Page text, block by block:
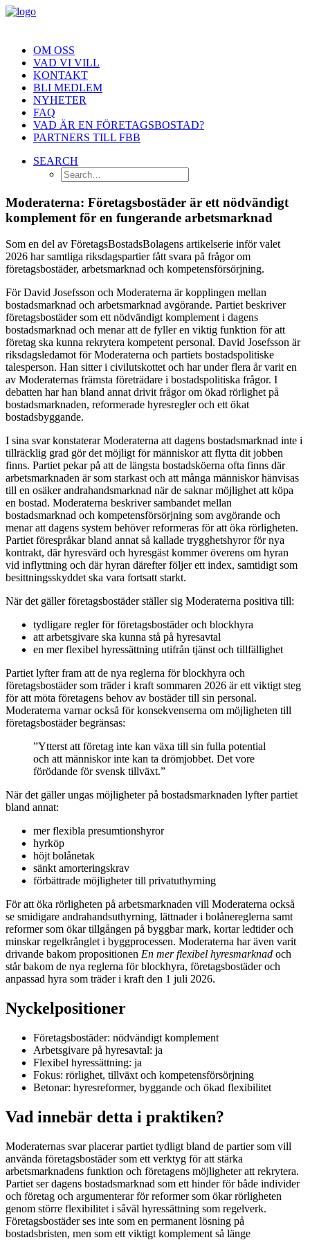
OM OSS
VAD VI VILL
KONTAKT
BLI MEDLEM
NYHETER
FAQ
VAD ÄR EN FÖRETAGSBOSTAD?
PARTNERS TILL FBB
SEARCH
Moderaterna: Företagsbostäder är ett nödvändigt
komplement för en fungerande arbetsmarknad
Som en del av FöretagsBostadsBolagens artikelserie inför valet
2026 har samtliga riksdagspartier fått svara på frågor om
företagsbostäder, arbetsmarknad och kompetensförsörjning.
FörDavid Josefsson och Moderaterna är kopplingen mellan
bostadsmarknad och arbetsmarknad avgörande. Partiet beskriver
företagsbostäder som ett nödvändigt komplement i dagens
bostadsmarknad och menar att de fyller en viktig funktion för att
företag ska kunna rekrytera kompetent personal. David Josefsson är
riksdagsledamot för Moderaterna och partiets bostadspolitiske
talesperson. Han sitter i civilutskottet och har under flera år varit en
av Moderaternas främsta företrädare i bostadspolitiska frågor. I
debatten har han bland annat drivit frågor om ökad rörlighet på
bostadsmarknaden, reformerade hyresregler och ett ökat
bostadsbyggande.
I sina svar konstaterar Moderaterna att dagens bostadsmarknad inte i
tillräcklig grad gör det möjligt för människor att flytta dit jobben
finns. Partiet pekar på att de längsta bostadsköerna ofta finns där
arbetsmarknaden är som starkast och att många människor hänvisas
till en osäker andrahandsmarknad när de saknar möjlighet att köpa
en bostad. Moderaterna beskriver sambandet mellan
bostadsmarknad och kompetensförsörjning som avgörande och
menar att dagens system behöver reformeras för att öka rörligheten.
Partiet förespråkar bland annat så kallade trygghetshyror för nya
kontrakt, där hyresvärd och hyresgäst kommer överens om hyran
vid inflyttning och där hyran därefter följer ett index, samtidigt som
besittningsskyddet ska vara fortsatt starkt.
När det gäller företagsbostäder ställer sig Moderaterna positiva till:
tydligare regler för företagsbostäder och blockhyra
att arbetsgivare ska kunna stå på hyresavtal
en mer flexibel hyressättning utifrån tjänst och tillfällighet
Partiet lyfter fram att de nya reglerna för blockhyra och
företagsbostäder som träder i kraft sommaren 2026 är ett viktigt steg
för att möta företagens behov av bostäder till sin personal.
Moderaterna varnar också för konsekvenserna om möjligheten till
företagsbostäder begränsas:
”Ytterst att företag inte kan växa till sin fulla potential
och att människor inte kan ta drömjobbet. Det vore
förödande för svensk tillväxt.”
När det gäller ungas möjligheter på bostadsmarknaden lyfter partiet
bland annat:
mer flexibla presumtionshyror
hyrköp
höjt bolånetak
sänkt amorteringskrav
förbättrade möjligheter till privatuthyrning
För att öka rörligheten på arbetsmarknaden vill Moderaterna också
se smidigare andrahandsuthyrning, lättnader i bolånereglerna samt
reformer som ökar tillgången på byggbar mark, kortar ledtider och
minskar regelkrånglet i byggprocessen. Moderaterna har även varit
drivande bakom propositionen En mer flexibel hyresmarknad och
står bakom de nya reglerna för blockhyra, företagsbostäder och
anpassad hyra som träder i kraft den 1 juli 2026.
Nyckelpositioner
Företagsbostäder: nödvändigt komplement
Arbetsgivare på hyresavtal: ja
Flexibel hyressättning: ja
Fokus: rörlighet, tillväxt och kompetensförsörjning
Betonar: hyresreformer, byggande och ökad flexibilitet
Vad innebär detta i praktiken?
Moderaternas svar placerar partiet tydligt bland de partier som vill
använda företagsbostäder som ett verktyg för att stärka
arbetsmarknadens funktion och företagens möjligheter att rekrytera.
Partiet ser dagens bostadsmarknad som ett hinder för både individer
och företag och argumenterar för reformer som ökar rörligheten
genom större flexibilitet i såväl hyressättning som regelverk.
Företagsbostäder ses inte som en permanent lösning på
bostadsbristen, men som ett viktigt komplement så länge